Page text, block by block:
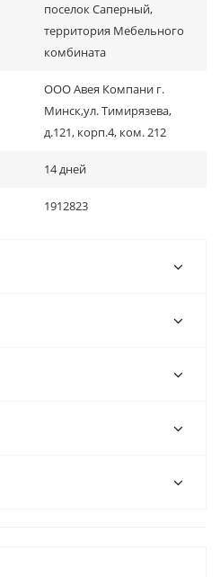
поселок Саперный,
территория Мебельного
комбината
ООО Авея Компани г.
Минск,ул. Тимирязева,
д.121, корп.4, ком. 212
14 дней
1912823